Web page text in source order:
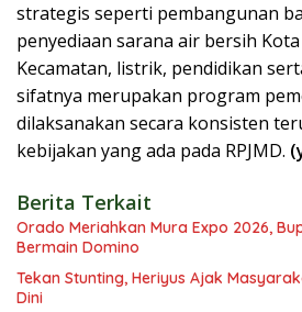
strategis seperti pembangunan
penyediaan sarana air bersih
Kecamatan, listrik, pendidikan
sifatnya merupakan program
dilaksanakan secara konsisten
kebijakan yang ada pada RPJMD.
Berita Terkait
Orado Meriahkan Mura Expo 2026,
Bermain Domino
Tekan Stunting, Heriyus Ajak
Dini